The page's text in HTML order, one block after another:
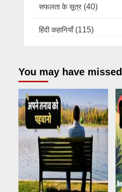
सफलता के सूत्र (40)
हिंदी कहानियाँ(115)
You may have missed